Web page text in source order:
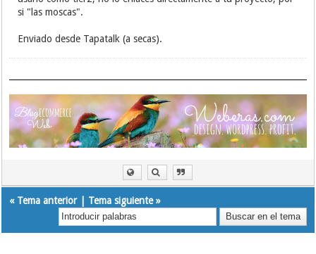
si "las moscas".
Enviado desde Tapatalk (a secas).
« Tema anterior| Tema siguiente»